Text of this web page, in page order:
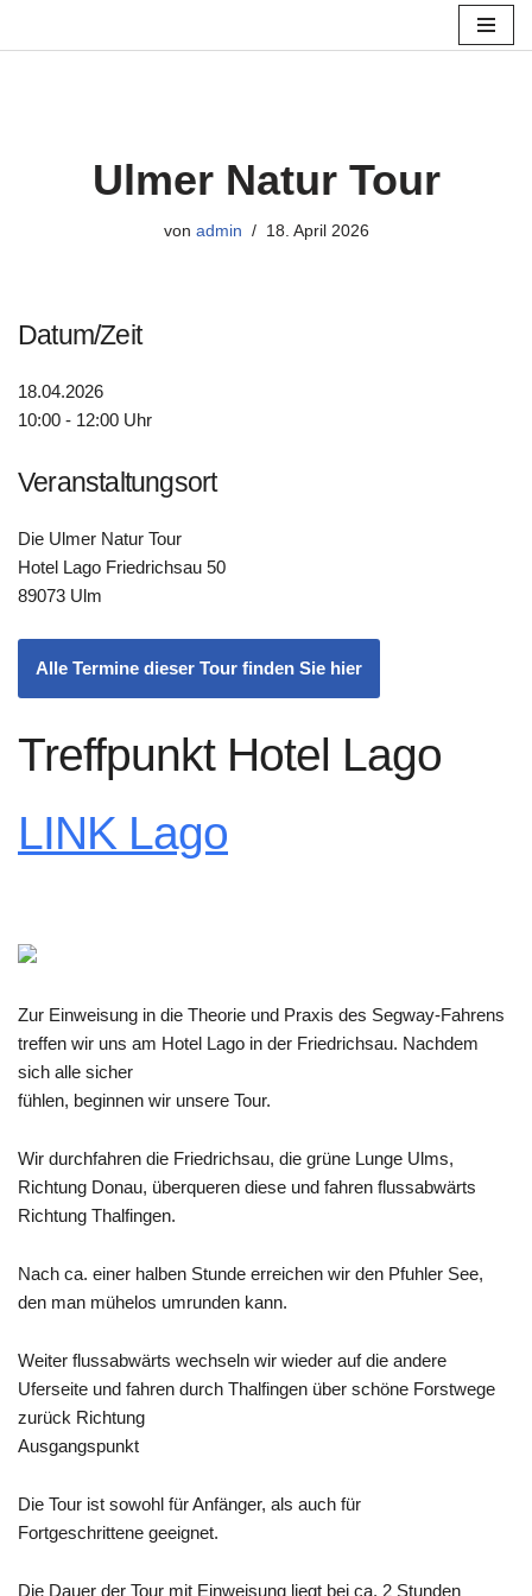
Ulmer Natur Tour
von admin 18. April 2026
Datum/Zeit
18.04.2026
10:00 - 12:00 Uhr
Veranstaltungsort
Die Ulmer Natur Tour
Hotel Lago Friedrichsau 50
89073 Ulm
Alle Termine dieser Tour finden Sie hier
Treffpunkt Hotel Lago
LINK Lago
Zur Einweisung in die Theorie und Praxis des Segway-Fahrens
treffen wir uns am Hotel Lago in der Friedrichsau. Nachdem
sich alle sicher
fühlen, beginnen wir unsere Tour.
Wir durchfahren die Friedrichsau, die grüne Lunge Ulms,
Richtung Donau, überqueren diese und fahren flussabwärts
Richtung Thalfingen.
Nach ca. einer halben Stunde erreichen wir den Pfuhler See,
den man mühelos umrunden kann.
Weiter flussabwärts wechseln wir wieder auf die andere
Uferseite und fahren durch Thalfingen über schöne Forstwege
zurück Richtung
Ausgangspunkt
Die Tour ist sowohl für Anfänger, als auch für
Fortgeschrittene geeignet.
Die Dauer der Tour mit Einweisung liegt bei ca. 2 Stunden